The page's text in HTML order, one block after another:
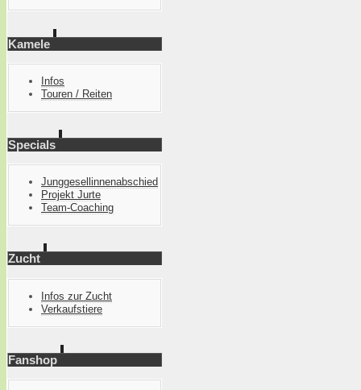
Kamele
Infos
Touren / Reiten
Specials
Junggesellinnenabschied
Projekt Jurte
Team-Coaching
Zucht
Infos zur Zucht
Verkaufstiere
Fanshop